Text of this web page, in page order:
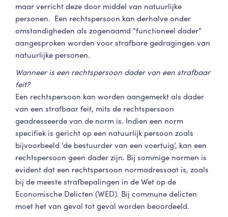
maar verricht deze door middel van natuurlijke
personen. Een rechtspersoon kan derhalve onder
omstandigheden als zogenaamd “functioneel dader”
aangesproken worden voor strafbare gedragingen van
natuurlijke personen.
Wanneer is een rechtspersoon dader van een strafbaar
feit?
Een rechtspersoon kan worden aangemerkt als dader
van een strafbaar feit, mits de rechtspersoon
geadresseerde van de norm is. Indien een norm
specifiek is gericht op een natuurlijk persoon zoals
bijvoorbeeld ‘de bestuurder van een voertuig’, kan een
rechtspersoon geen dader zijn. Bij sommige normen is
evident dat een rechtspersoon normadressaat is, zoals
bij de meeste strafbepalingen in de Wet op de
Economische Delicten (WED). Bij commune delicten
moet het van geval tot geval worden beoordeeld.